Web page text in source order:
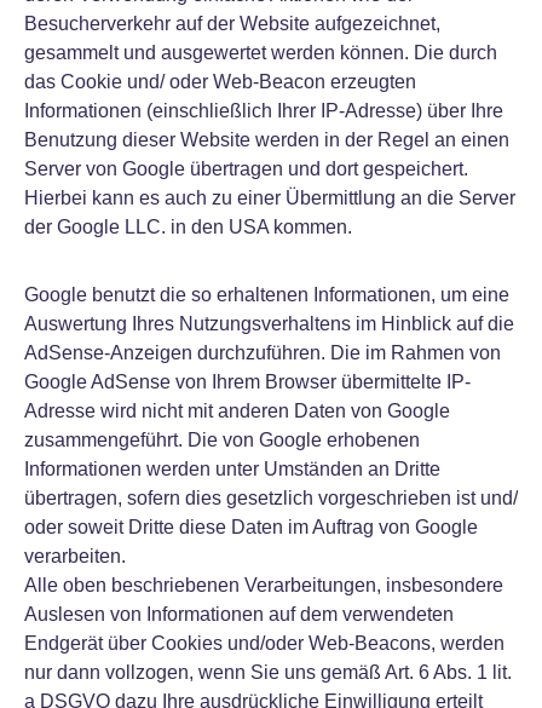
Besucherverkehr auf der Website aufgezeichnet,
gesammelt und ausgewertet werden können. Die durch
das Cookie und/ oder Web-Beacon erzeugten
Informationen (einschließlich Ihrer IP-Adresse) über Ihre
Benutzung dieser Website werden in der Regel an einen
Server von Google übertragen und dort gespeichert.
Hierbei kann es auch zu einer Übermittlung an die Server
der Google LLC. in den USA kommen.
Google benutzt die so erhaltenen Informationen, um eine
Auswertung Ihres Nutzungsverhaltens im Hinblick auf die
AdSense-Anzeigen durchzuführen. Die im Rahmen von
Google AdSense von Ihrem Browser übermittelte IP-
Adresse wird nicht mit anderen Daten von Google
zusammengeführt. Die von Google erhobenen
Informationen werden unter Umständen an Dritte
übertragen, sofern dies gesetzlich vorgeschrieben ist und/
oder soweit Dritte diese Daten im Auftrag von Google
verarbeiten.
Alle oben beschriebenen Verarbeitungen, insbesondere
Auslesen von Informationen auf dem verwendeten
Endgerät über Cookies und/oder Web-Beacons, werden
nur dann vollzogen, wenn Sie uns gemäß Art. 6 Abs. 1 lit.
a DSGVO dazu Ihre ausdrückliche Einwilligung erteilt